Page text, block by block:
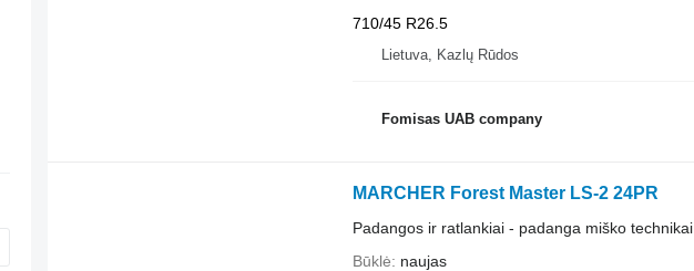
710/45 R26.5
Lietuva, Kazlų Rūdos
Fomisas UAB company
MARCHER Forest Master LS-2 24PR
Padangos ir ratlankiai - padanga miško technikai
Būklė
naujas